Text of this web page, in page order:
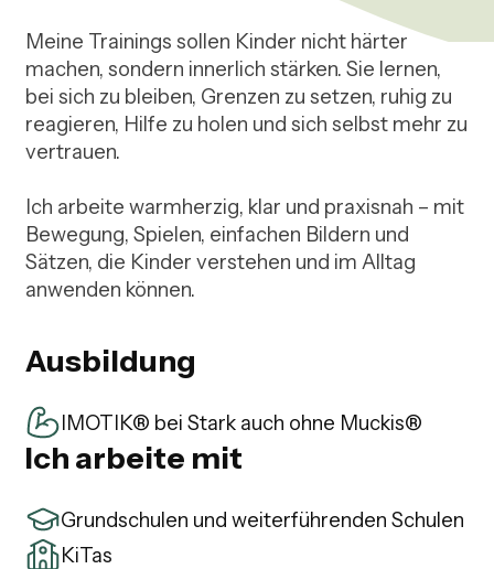
Meine Trainings sollen Kinder nicht härter
machen, sondern innerlich stärken. Sie lernen,
bei sich zu bleiben, Grenzen zu setzen, ruhig zu
reagieren, Hilfe zu holen und sich selbst mehr zu
vertrauen.
Ich arbeite warmherzig, klar und praxisnah – mit
Bewegung, Spielen, einfachen Bildern und
Sätzen, die Kinder verstehen und im Alltag
anwenden können.
Ausbildung
IMOTIK® bei Stark auch ohne Muckis®
Ich arbeite mit
Grundschulen und weiterführenden Schulen
KiTas